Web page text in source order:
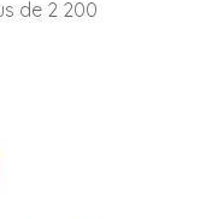
de 2 200